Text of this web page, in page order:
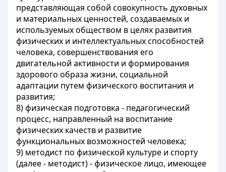
представляющая собой совокупность духовных
и материальных ценностей, создаваемых и
используемых обществом в целях развития
физических и интеллектуальных способностей
человека, совершенствования его
двигательной активности и формирования
здорового образа жизни, социальной
адаптации путем физического воспитания и
развития;
8) физическая подготовка - педагогический
процесс, направленный на воспитание
физических качеств и развитие
функциональных возможностей человека;
9) методист по физической культуре и спорту
(далее - методист) - физическое лицо, имеющее